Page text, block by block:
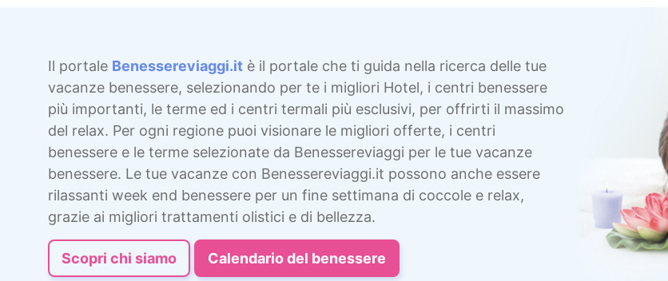
Il portale Benessereviaggi.it è il portale che ti guida nella ricerca delle tue
vacanze benessere, selezionando per te i migliori Hotel, i centri benessere
più importanti, le terme ed i centri termali più esclusivi, per offrirti il massimo
del relax. Per ogni regione puoi visionare le migliori offerte, i centri
benessere e le terme selezionate da Benessereviaggi per le tue vacanze
benessere. Le tue vacanze con Benessereviaggi.it possono anche essere
rilassanti week end benessere per un fine settimana di coccole e relax,
grazie ai migliori trattamenti olistici e di bellezza.
Scopri chi siamo Calendario del benessere